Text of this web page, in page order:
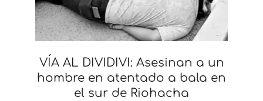
VÍA AL DIVIDIVI: Asesinan a un
hombre en atentado a bala en
el sur de Riohacha